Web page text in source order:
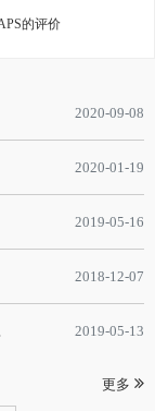
的评价
2020-09-08
2020-01-19
2019-05-16
2018-12-07
案 2019-05-13
更多